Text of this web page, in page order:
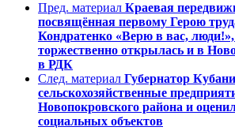
Пред. материал Краевая
посвящённая первому Герою
Кондратенко «Верю в вас,
торжественно открылась и в
в РДК
След. материал Губернатор
сельскохозяйственные
Новопокровского района и
социальных объектов